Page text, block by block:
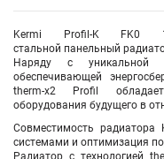
Kermi Profil-K FK0
стальной панельный
Наряду с уникальной
обеспечивающей
therm-x2 Profil
оборудования будущего в
Совместимость
системами и оптимизация
Радиатор с технологией